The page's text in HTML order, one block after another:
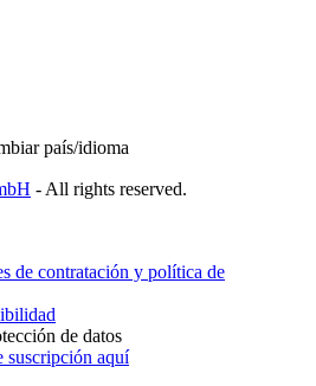
país/idioma
- All rights reserved.
de contratación y política de
de datos
suscripción aquí